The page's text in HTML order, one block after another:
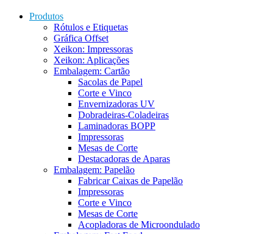
Produtos
Rótulos e Etiquetas
Gráfica Offset
Xeikon: Impressoras
Xeikon: Aplicações
Embalagem: Cartão
Sacolas de Papel
Corte e Vinco
Envernizadoras UV
Dobradeiras-Coladeiras
Laminadoras BOPP
Impressoras
Mesas de Corte
Destacadoras de Aparas
Embalagem: Papelão
Fabricar Caixas de Papelão
Impressoras
Corte e Vinco
Mesas de Corte
Acopladoras de Microondulado